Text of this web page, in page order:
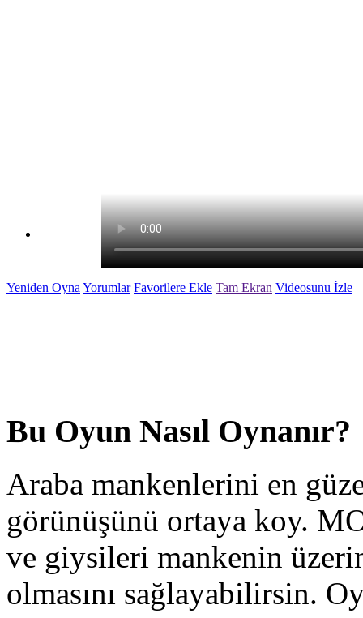
Araba Mankenleri Oyunu
Yeniden Oyna Yorumlar Favorilere Ekle Tam Ekran Videosunu İzle
Bu Oyun Nasıl Oynanır?
Araba mankenlerini en
görünüşünü ortaya koy.
ve giysileri mankenin
olmasını sağlayabilirsin.